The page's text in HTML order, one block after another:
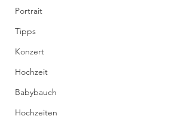
Portrait
Tipps
Konzert
Hochzeit
Babybauch
Hochzeiten